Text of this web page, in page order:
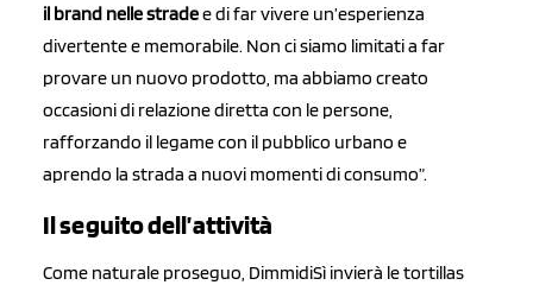
il brand nelle stradee di far vivere un’esperienza
divertente e memorabile. Non ci siamo limitati a far
provare un nuovo prodotto, ma abbiamo creato
occasioni di relazione diretta con le persone,
rafforzando il legame con il pubblico urbano e
aprendo la strada a nuovi momenti di consumo”.
Il seguito dell’attività
Come naturale proseguo, DimmidiSì invierà le tortillas